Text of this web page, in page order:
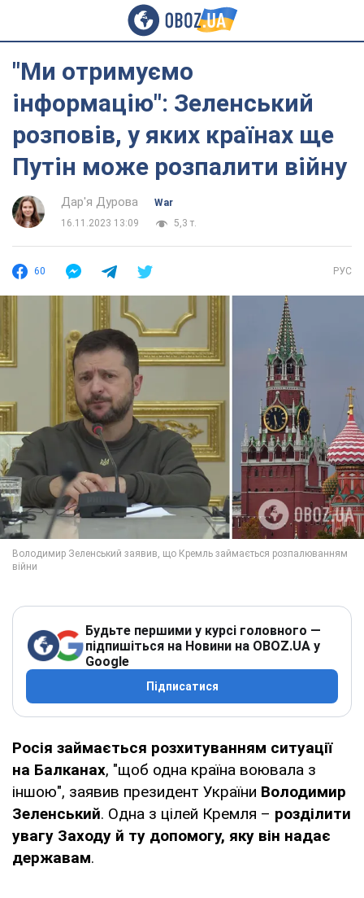
"Ми отримуємо
інформацію": Зеленський
розповів, у яких країнах ще
Путін може розпалити війну
Дар'я Дурова
War
16.11.2023 13:09
5,3 т.
60 РУС
Будьте першими у курсі головного —
підпишіться на Новини на OBOZ.UA у
Google
Підписатися
Росія займається розхитуванням ситуації
на Балканах, "щоб одна країна воювала з
іншою", заявив президент України Володимир
Зеленський. Одна з цілей Кремля – розділити
увагу Заходу й ту допомогу, яку він надає
державам.